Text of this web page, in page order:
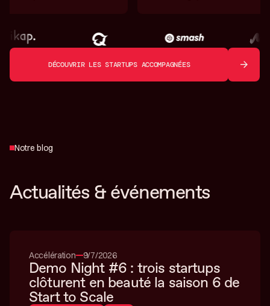
DÉCOUVRIR LES STARTUPS ACCOMPAGNÉES
Notre blog
Actualités & événements
Accélération 9/7/2026
Demo Night #6 : trois startups
clôturent en beauté la saison 6 de
Start to Scale